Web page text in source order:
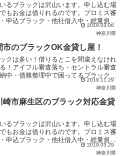
るブラックは沢山います。申し込む場
もお金は借りれるのです。プロミス審
申込ブラック・他社借入中・総量規制
トの優良金貸し屋から即日融資を受け
2019.03.06
神奈川県
のブラックOK金貸し屋！
クは多い！借りるとこを間違えなけれ
！アイフル審査落ち・セントラル審査
中・債務整理中で困ってるブラックは
2019.11.29
神奈川県
市麻生区のブラック対応金貸
るブラックは沢山います。申し込む場
もお金は借りれるのです。プロミス審
申込ブラック・他社借入中・総量規制
トの優良金貸し屋から即日融資を受け
2019.03.29
神奈川県